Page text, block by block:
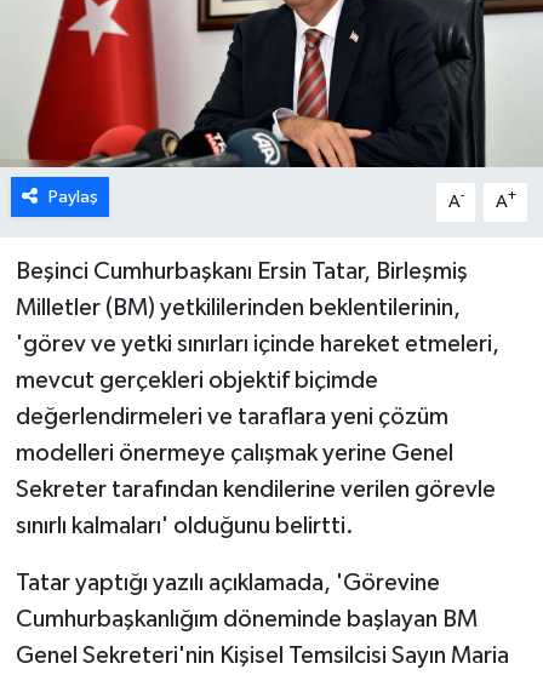
Paylaş A- A+
Beşinci Cumhurbaşkanı Ersin Tatar, Birleşmiş
Milletler (BM) yetkililerinden beklentilerinin,
'görev ve yetki sınırları içinde hareket etmeleri,
mevcut gerçekleri objektif biçimde
değerlendirmeleri ve taraflara yeni çözüm
modelleri önermeye çalışmak yerine Genel
Sekreter tarafından kendilerine verilen görevle
sınırlı kalmaları' olduğunu belirtti.
Tatar yaptığı yazılı açıklamada, 'Görevine
Cumhurbaşkanlığım döneminde başlayan BM
Genel Sekreteri'nin Kişisel Temsilcisi Sayın Maria
İÇ HABERLER
KÜLTÜR SANAT
LAPTA
MAGAZİN
Nöbetçi Eczaneler
ÖZEL HABER
SAĞLIK
SİYASET
SPOR
TATLISU